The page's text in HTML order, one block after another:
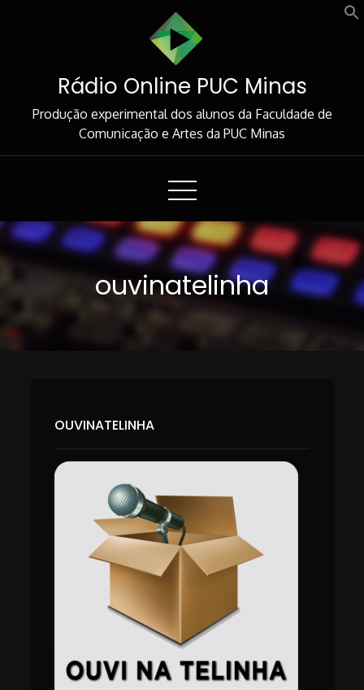
Rádio Online PUC Minas
Produção experimental dos alunos da Faculdade de
Comunicação e Artes da PUC Minas
ouvinatelinha
OUVINATELINHA